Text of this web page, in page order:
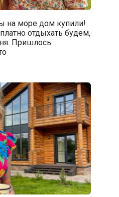
на море дом купили!
отдыхать будем,
Пришлось